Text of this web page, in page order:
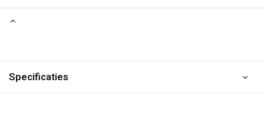
Specificaties